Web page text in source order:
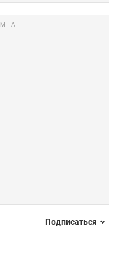
Подписаться